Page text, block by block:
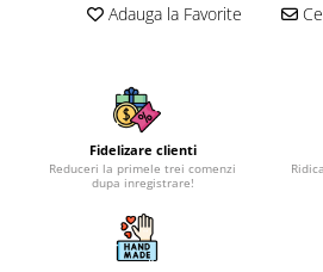
Adauga la Favorite
Fidelizare clienti
Reduceri la primele trei comenzi
dupa inregistrare!